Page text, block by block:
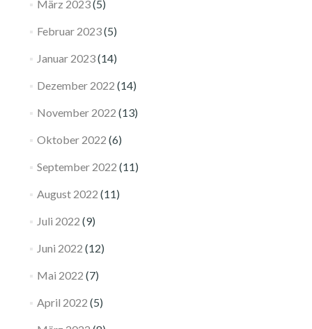
März 2023(5)
Februar 2023(5)
Januar 2023(14)
Dezember 2022 (14)
November 2022 (13)
Oktober 2022 (6)
September 2022 (11)
August 2022 (11)
Juli 2022 (9)
Juni 2022 (12)
Mai 2022 (7)
April 2022 (5)